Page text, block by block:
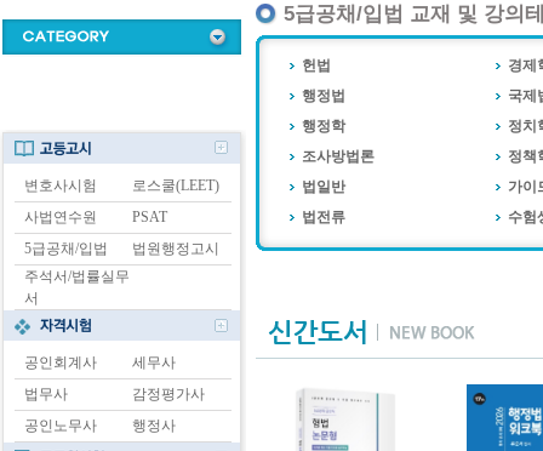
5급공채/입법 교재 및 강의
헌법
경제
행정법
국제
행정학
정치
조사방법론
정책
법일반
가이
법전류
수험
변호사시험
로스쿨(LEET)
사법연수원
PSAT
5급공채/입법
법원행정고시
주석서/법률실무
서
공인회계사
세무사
법무사
감정평가사
공인노무사
행정사